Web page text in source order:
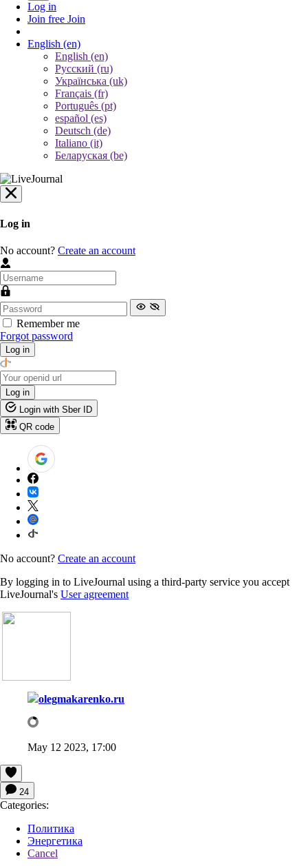
Log in
Join free Join
English (en)
English (en)
Русский (ru)
Українська (uk)
Français (fr)
Português (pt)
español (es)
Deutsch (de)
Italiano (it)
Беларуская (be)
Log in
No account? Create an account
Remember me
Forgot password
Log in
Log in
Login with Sber ID
QR code
No account? Create an account
By logging in to LiveJournal using a third-party service you accept
LiveJournal's User agreement
olegmakarenko.ru
May 12 2023, 17:00
24
Categories:
Политика
Энергетика
Cancel